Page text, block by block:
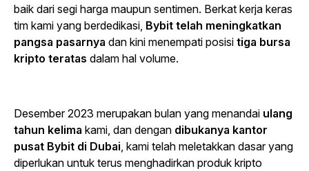
baik dari segi harga maupun sentimen. Berkat kerja keras
tim kami yang berdedikasi, Bybit telah meningkatkan
pangsa pasarnya dan kini menempati posisi tiga bursa
kripto teratas dalam hal volume.
Desember 2023 merupakan bulan yang menandai ulang
tahun kelima kami, dan dengan dibukanya kantor
pusat Bybit di Dubai, kami telah meletakkan dasar yang
diperlukan untuk terus menghadirkan produk kripto